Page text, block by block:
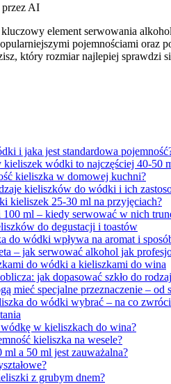
przez AI
element serwowania
pojemnościami oraz
który rozmiar najlepiej sprawdzi
i jaka jest standardowa
kieliszek wódki to najczęściej 40-50
kieliszka w domowej kuchni?
kieliszków do wódki i ich
kieliszek 25-30 ml na przyjęciach?
ml – kiedy serwować w nich
do degustacji i toastów
do wódki wpływa na aromat i
– jak serwować alkohol jak
do wódki a kieliszkami do wina
jak dopasować szkło do
mieć specjalne przeznaczenie – od
do wódki wybrać – na co
w kieliszkach do wina?
kieliszka na wesele?
a 50 ml jest zauważalna?
z grubym dnem?